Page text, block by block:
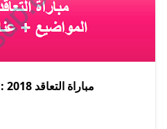
مباراة التعاقد 2018 : المواضيع + عناصر الاجابة